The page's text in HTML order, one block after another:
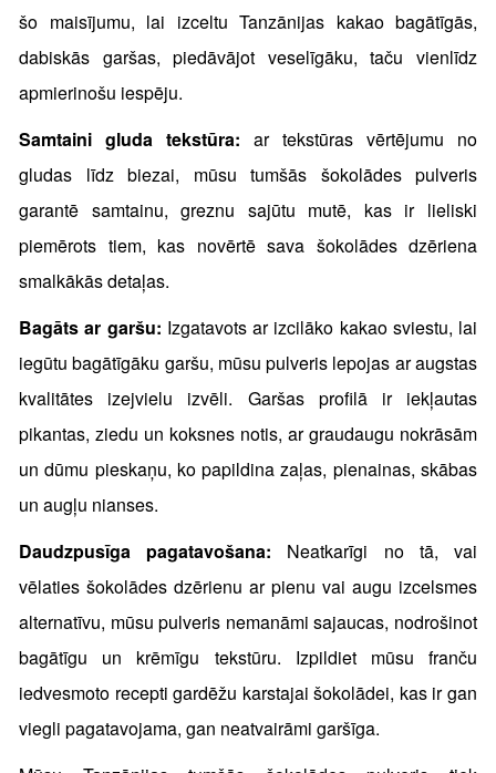
šo maisījumu, lai izceltu Tanzānijas kakao bagātīgās,
dabiskās garšas, piedāvājot veselīgāku, taču vienlīdz
apmierinošu iespēju.
Samtaini gluda tekstūra: ar tekstūras vērtējumu no
gludas līdz biezai, mūsu tumšās šokolādes pulveris
garantē samtainu, greznu sajūtu mutē, kas ir lieliski
piemērots tiem, kas novērtē sava šokolādes dzēriena
smalkākās detaļas.
Bagāts ar garšu: Izgatavots ar izcilāko kakao sviestu, lai
iegūtu bagātīgāku garšu, mūsu pulveris lepojas ar augstas
kvalitātes izejvielu izvēli. Garšas profilā ir iekļautas
pikantas, ziedu un koksnes notis, ar graudaugu nokrāsām
un dūmu pieskaņu, ko papildina zaļas, pienainas, skābas
un augļu nianses.
Daudzpusīga pagatavošana: Neatkarīgi no tā, vai
vēlaties šokolādes dzērienu ar pienu vai augu izcelsmes
alternatīvu, mūsu pulveris nemanāmi sajaucas, nodrošinot
bagātīgu un krēmīgu tekstūru. Izpildiet mūsu franču
iedvesmoto recepti gardēžu karstajai šokolādei, kas ir gan
viegli pagatavojama, gan neatvairāmi garšīga.